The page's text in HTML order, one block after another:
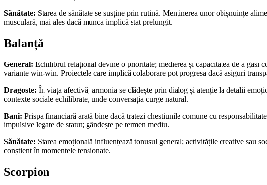
Sănătate: Starea de sănătate se susține prin rutină. Menținerea unor obișnuințe
musculară, mai ales dacă munca implică stat prelungit.
Balanță
General: Echilibrul relațional devine o prioritate; medierea și capacitatea de a găsi
variante win-win. Proiectele care implică colaborare pot progresa dacă asiguri
Dragoste: În viața afectivă, armonia se clădește prin dialog și atenție la detalii
contexte sociale echilibrate, unde conversația curge natural.
Bani: Prispa financiară arată bine dacă tratezi chestiunile comune cu
impulsive legate de statut; gândește pe termen mediu.
Sănătate: Starea emoțională influențează tonusul general; activitățile creative sau
conștient în momentele tensionate.
Scorpion